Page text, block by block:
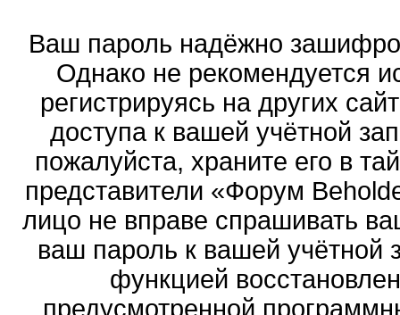
Ваш пароль надёжно
Однако не рекомендуется
регистрируясь на других
доступа к вашей учётной
пожалуйста, храните его в
представители «Форум
лицо не вправе спрашивать
ваш пароль к вашей учётной
функцией
предусмотренной